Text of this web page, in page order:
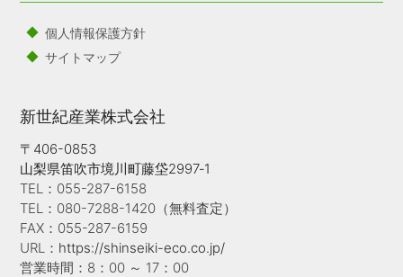
個人情報保護方針
サイトマップ
新世紀産業株式会社
〒406-0853
山梨県笛吹市境川町藤垈2997‐1
TEL：055-287-6158
TEL：080-7288-1420（無料査定）
FAX：055-287-6159
URL： https://shinseiki-eco.co.jp/
営業時間：8：00 ～ 17：00